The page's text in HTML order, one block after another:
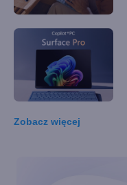
Zobacz więcej